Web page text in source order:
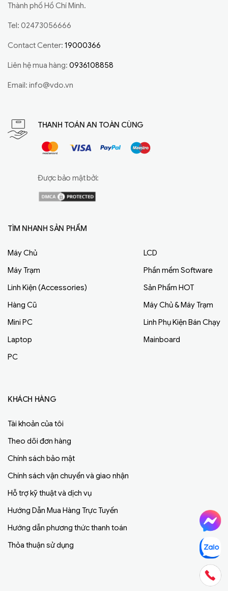
Thành phố Hồ Chí Minh.
Tel: 02473056666
Contact Center: 19000366
Liên hệ mua hàng: 0936108858
Email: info@vdo.vn
THANH TOÁN AN TOÀN CÙNG
Được bảo mật bởi:
TÌM NHANH SẢN PHẨM
Máy Chủ
Máy Trạm
Linh Kiện (Accessories)
Hàng Cũ
Mini PC
Laptop
PC
LCD
Phần mềm Software
Sản Phẩm HOT
Máy Chủ & Máy Trạm
Linh Phụ Kiện Bán Chạy
Mainboard
KHÁCH HÀNG
Tài khoản của tôi
Theo dõi đơn hàng
Chính sách bảo mật
Chính sách vận chuyển và giao nhận
Hỗ trợ kỹ thuật và dịch vụ
Hướng Dẫn Mua Hàng Trực Tuyến
Hướng dẫn phương thức thanh toán
Thỏa thuận sử dụng